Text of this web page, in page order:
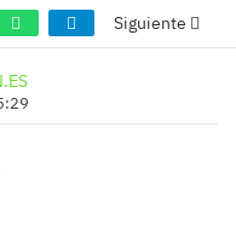
Siguiente